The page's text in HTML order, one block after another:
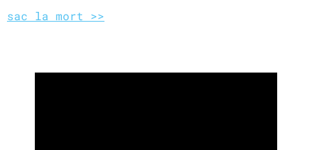
sac la mort >>